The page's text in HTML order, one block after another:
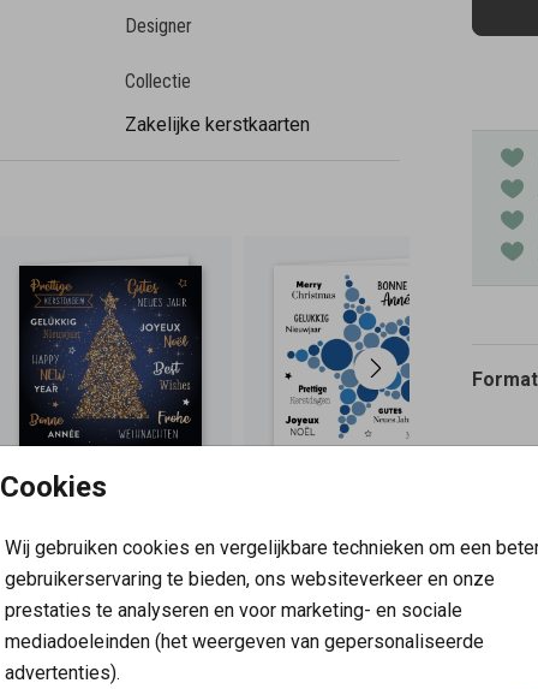
Cookies
Wij gebruiken cookies en vergelijkbare technieken om een
gebruikerservaring te bieden, ons websiteverkeer en onze
prestaties te analyseren en voor marketing- en sociale
mediadoeleinden (het weergeven van gepersonaliseerde
advertenties).
Designer
Collectie
Zakelijke kerstkaarten